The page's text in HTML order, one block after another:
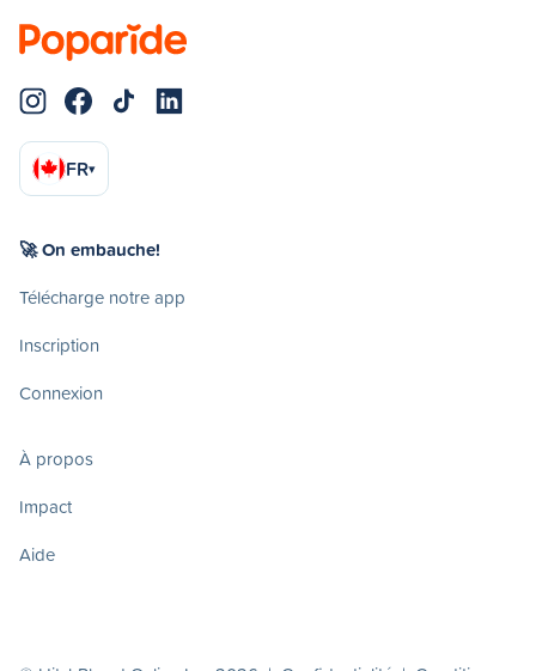
FR▾
🚀 On embauche!
Télécharge notre app
Inscription
Connexion
À propos
Impact
Aide